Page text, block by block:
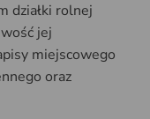
działki rolnej
jej
miejscowego
oraz